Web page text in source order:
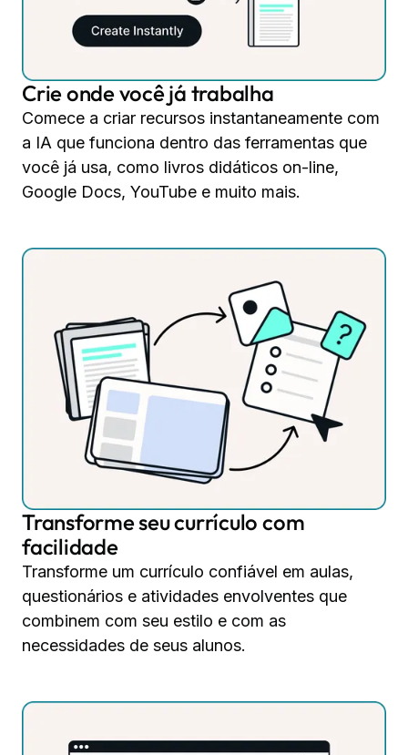
Crie onde você já trabalha
Comece a criar recursos instantaneamente com
a IA que funciona dentro das ferramentas que
você já usa, como livros didáticos on-line,
Google Docs, YouTube e muito mais.
Transforme seu currículo com
facilidade
Transforme um currículo confiável em aulas,
questionários e atividades envolventes que
combinem com seu estilo e com as
necessidades de seus alunos.